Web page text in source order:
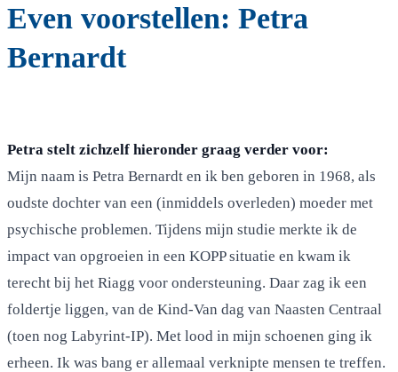
Even voorstellen: Petra
Bernardt
Petra stelt zichzelf hieronder graag verder voor:
Mijn naam is Petra Bernardt en ik ben geboren in 1968, als
oudste dochter van een (inmiddels overleden) moeder met
psychische problemen. Tijdens mijn studie merkte ik de
impact van opgroeien in een KOPP situatie en kwam ik
terecht bij het Riagg voor ondersteuning. Daar zag ik een
foldertje liggen, van de Kind-Van dag van Naasten Centraal
(toen nog Labyrint-IP). Met lood in mijn schoenen ging ik
erheen. Ik was bang er allemaal verknipte mensen te treffen.